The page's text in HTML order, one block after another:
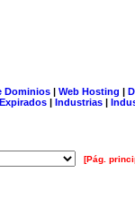
Dominios| Web Hosting |
| Industrias |
[Pág.